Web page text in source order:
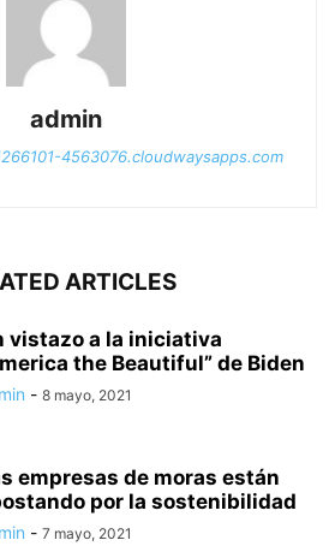
admin
4563076.cloudwaysapps.com
ARTICLES
vistazo a la iniciativa
the Beautiful” de Biden
- 8 mayo, 2021
empresas de moras están
por la sostenibilidad
- 7 mayo, 2021